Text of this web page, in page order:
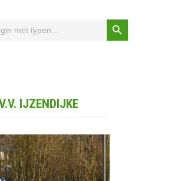
Zoekknop
IJZENDIJKE